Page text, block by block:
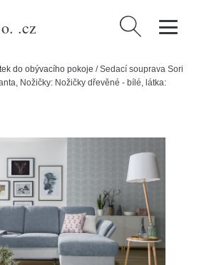
.cz Vyhledávání
do obývacího pokoje /Sedací souprava Sori
Nožičky: Nožičky dřevěné - bílé, látka: